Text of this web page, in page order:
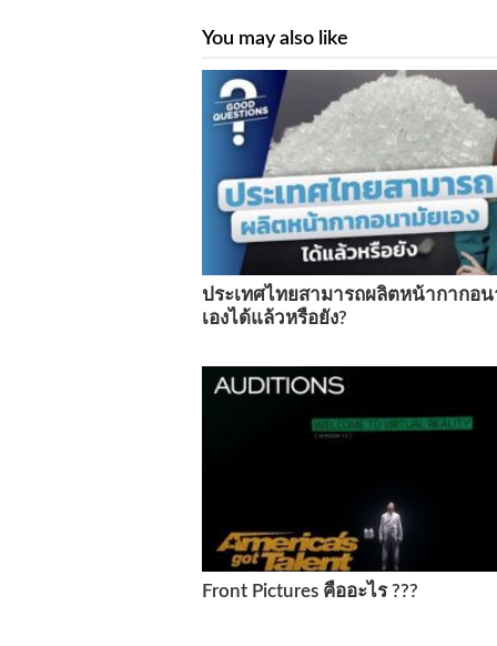
You may also like
ประเทศไทยสามารถผลิตหน้ากากอ
เองได้แล้วหรือยัง?
Front Pictures คืออะไร ???